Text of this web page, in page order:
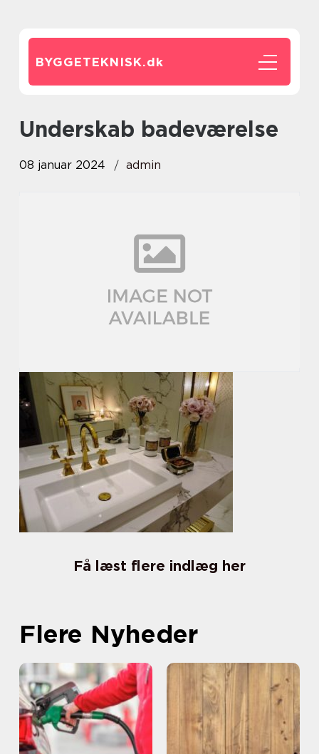
BYGGETEKNISK.dk
underskab badeværelse
08 januar 2024 admin
Få læst flere indlæg her
Flere Nyheder